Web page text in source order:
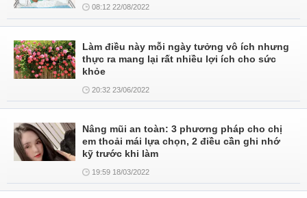
08:12 22/08/2022
Làm điều này mỗi ngày tưởng vô ích nhưng
thực ra mang lại rất nhiều lợi ích cho sức
khỏe
20:32 23/06/2022
Nâng mũi an toàn: 3 phương pháp cho chị
em thoải mái lựa chọn, 2 điều cần ghi nhớ
kỹ trước khi làm
19:59 18/03/2022